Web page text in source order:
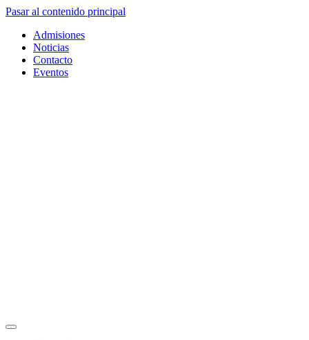
Pasar al contenido principal
Admisiones
Noticias
Contacto
Eventos